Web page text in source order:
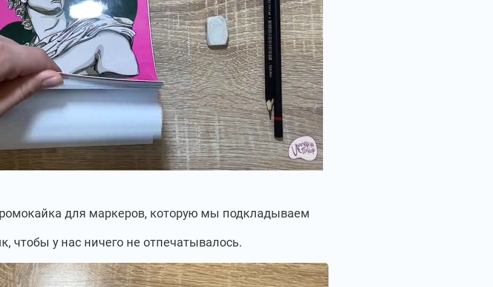
для маркеров, которую мы подкладываем
чтобы у нас ничего не отпечатывалось.